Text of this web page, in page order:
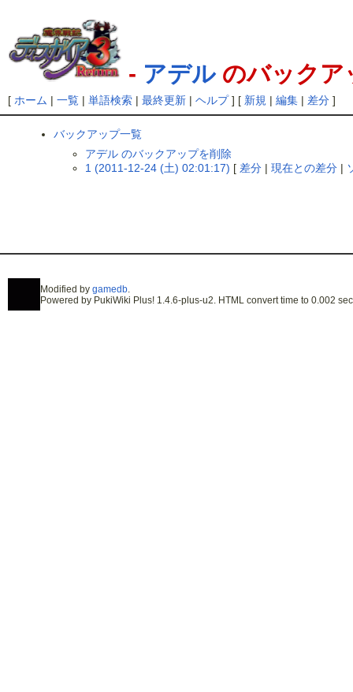
- アデルのバックア
[ ホーム | 一覧| 単語検索| 最終更新| ヘルプ] [ 新規 | 編集| 差分]
バックアップ一覧
アデル のバックアップを削除
1 (2011-12-24 (土) 02:01:17) [ 差分 | 現在との差分 |
Modified by gamedb.
Powered by PukiWiki Plus! 1.4.6-plus-u2. HTML convert time to 0.002